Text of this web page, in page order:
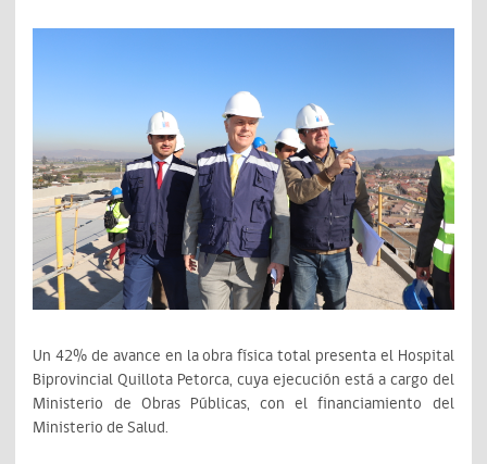
Un 42% de avance en la obra física total presenta el Hospital
Biprovincial Quillota Petorca, cuya ejecución está a cargo del
Ministerio de Obras Públicas, con el financiamiento del
Ministerio de Salud.